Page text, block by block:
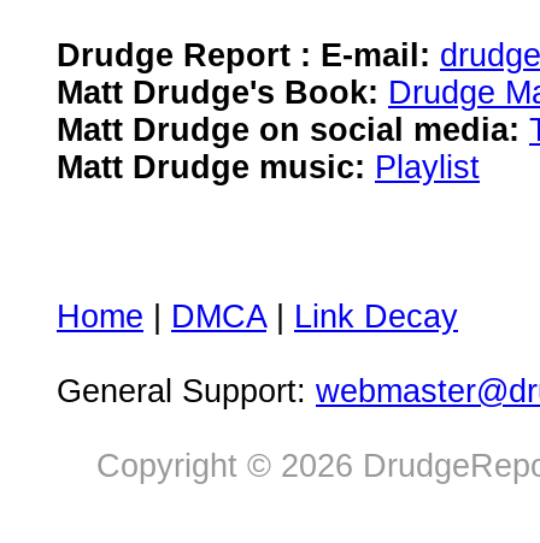
Drudge Report : E-mail:
Matt Drudge's Book: Drudge
Matt Drudge on social media:
Matt Drudge music: Playlist
Home DMCA| Link Decay
General Support:
Copyright © 2026